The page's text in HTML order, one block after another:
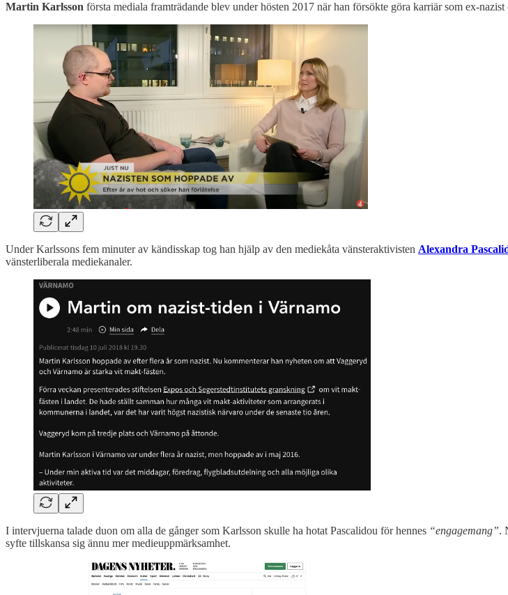
Martin Karlsson första mediala framträdande blev under hösten 2017 när han försökte göra karriär som ex-
Under Karlssons fem minuter av kändisskap tog han hjälp av den mediekåta vänsteraktivisten Alexandra
vänsterliberala mediekanaler.
I intervjuerna talade duon om alla de gånger som Karlsson skulle ha hotat Pascalidou för hennes “engagemang”.
syfte tillskansa sig ännu mer medieuppmärksamhet.